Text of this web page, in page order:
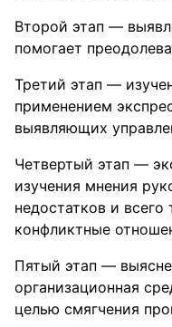
Второй этап —
помогает
Третий этап —
применением
выявляющих
Четвертый этап —
изучения мнения
недостатков и всего
конфликтные
Пятый этап —
организационная
целью смягчения